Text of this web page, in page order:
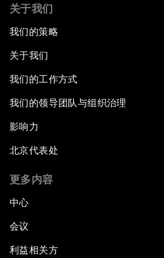
关于我们
我们的策略
关于我们
我们的工作方式
我们的领导团队与组织治理
影响力
北京代表处
更多内容
中心
会议
利益相关方